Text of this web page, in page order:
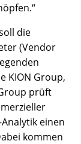
die
(Vendor
KION Group,
prüft
einen
kommen